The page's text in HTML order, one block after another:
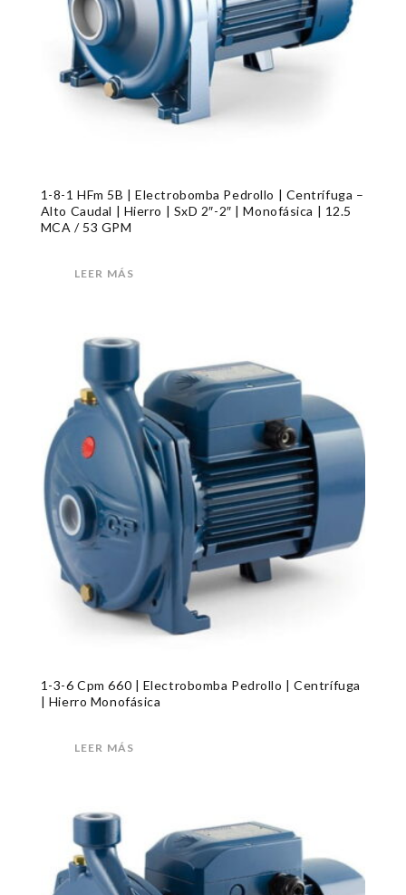
1-8-1 HFm 5B | Electrobomba Pedrollo | Centrífuga –
Alto Caudal | Hierro | SxD 2″-2″ | Monofásica | 12.5
MCA / 53 GPM
LEER MÁS
1-3-6 Cpm 660 | Electrobomba Pedrollo | Centrífuga
| Hierro Monofásica
LEER MÁS